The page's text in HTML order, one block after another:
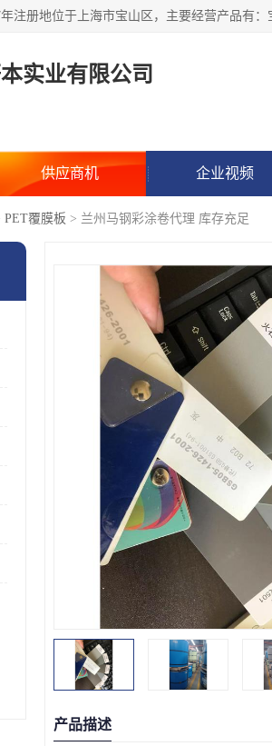
实业有限公司
供应商机 企业视频
PET覆膜板 > 兰州马钢彩涂卷代理 库存充足
产品描述